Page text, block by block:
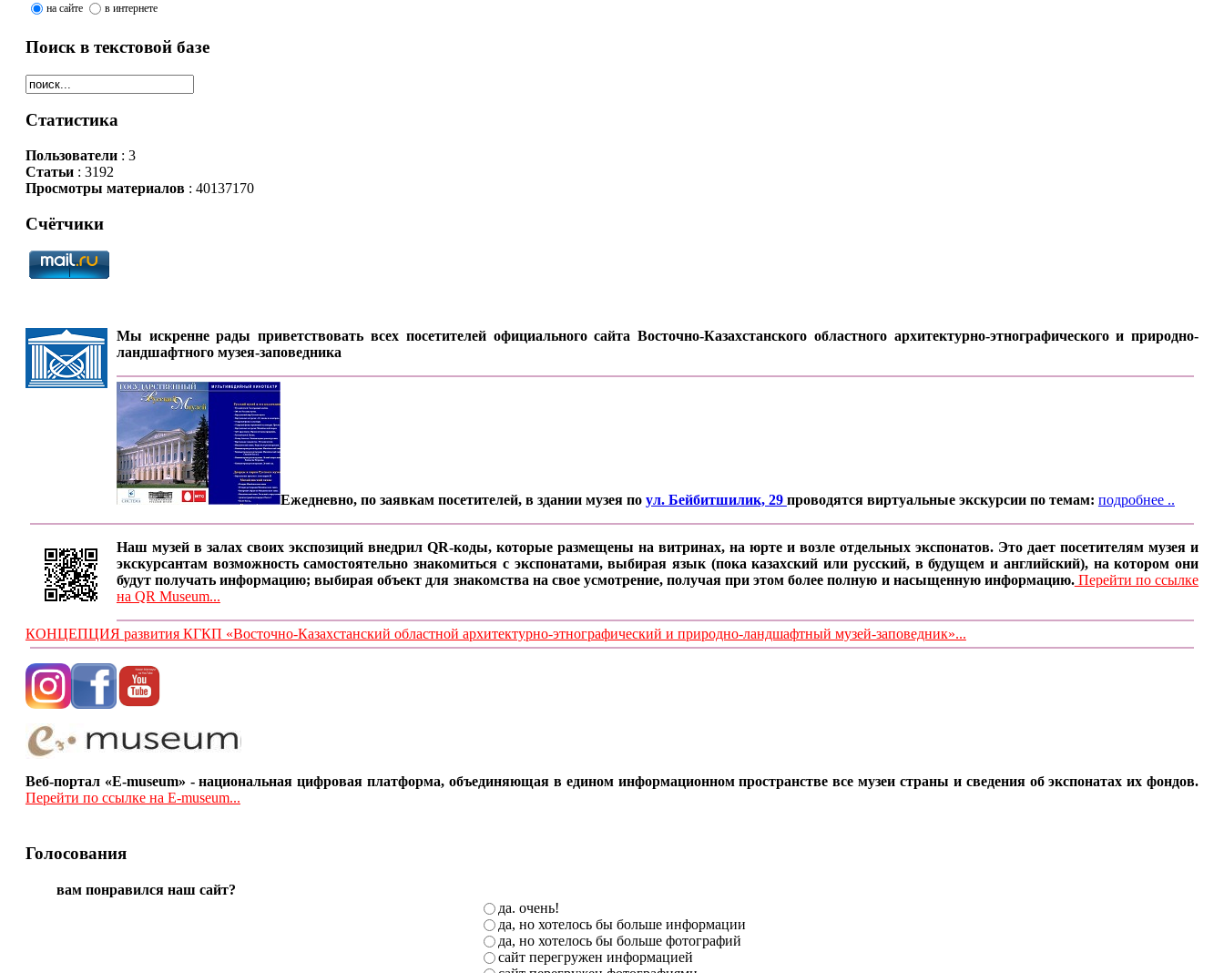
на сайте в интернете
Поиск в текстовой базе
Статистика
Пользователи: 3
Статьи: 3192
Просмотры материалов: 40137170
Счётчики
Мы искренне рады приветствовать всех посетителей официального сайта Восточно-Казахстанского областного архитектурно-этнографического и природно-
ландшафтного музея-заповедника
Ежедневно, по заявкам посетителей, в здании музея по ул. Бейбитшилик, 29 проводятся виртуальные экскурсии по темам: подробнее ..
Наш музей в залах своих экспозиций внедрил QR-коды, которые размещены на витринах, на юрте и возле отдельных экспонатов. Это дает посетителям музея и
экскурсантам возможность самостоятельно знакомиться с экспонатами, выбирая язык (пока казахский или русский, в будущем и английский), на котором они
будут получать информацию; выбирая объект для знакомства на свое усмотрение, получая при этом более полную и насыщенную информацию.Перейти по ссылке
на QR Museum...
КОНЦЕПЦИЯ развития КГКП «Восточно-Казахстанский областной архитектурно-этнографический и природно-ландшафтный музей-заповедник»...
Веб-портал «E-museum» - национальная цифровая платформа, объединяющая в едином информационном пространстве все музеи страны и сведения об экспонатах их фондов.
Перейти по ссылке на E-museum...
Голосования
вам понравился наш сайт?
да. очень!
да, но хотелось бы больше информации
да, но хотелось бы больше фотографий
сайт перегружен информацией